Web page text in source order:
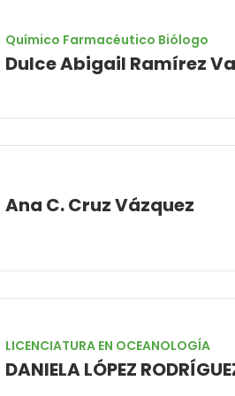
Químico Farmacéutico Biólogo
Dulce Abigail Ramírez
Ana C. Cruz Vázquez
LICENCIATURA EN OCEANOLOGÍA
DANIELA LÓPEZ